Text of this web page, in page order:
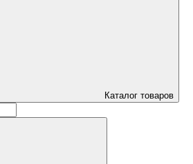
Каталог товаров